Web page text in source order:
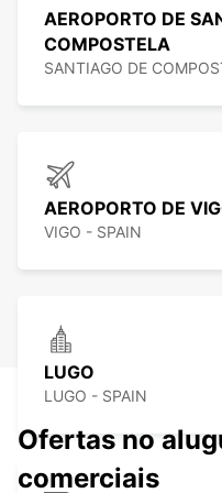
AEROPORTO DE
COMPOSTELA
SANTIAGO DE
AEROPORTO DE
VIGO - SPAIN
LUGO
LUGO - SPAIN
Ofertas no
comerciais